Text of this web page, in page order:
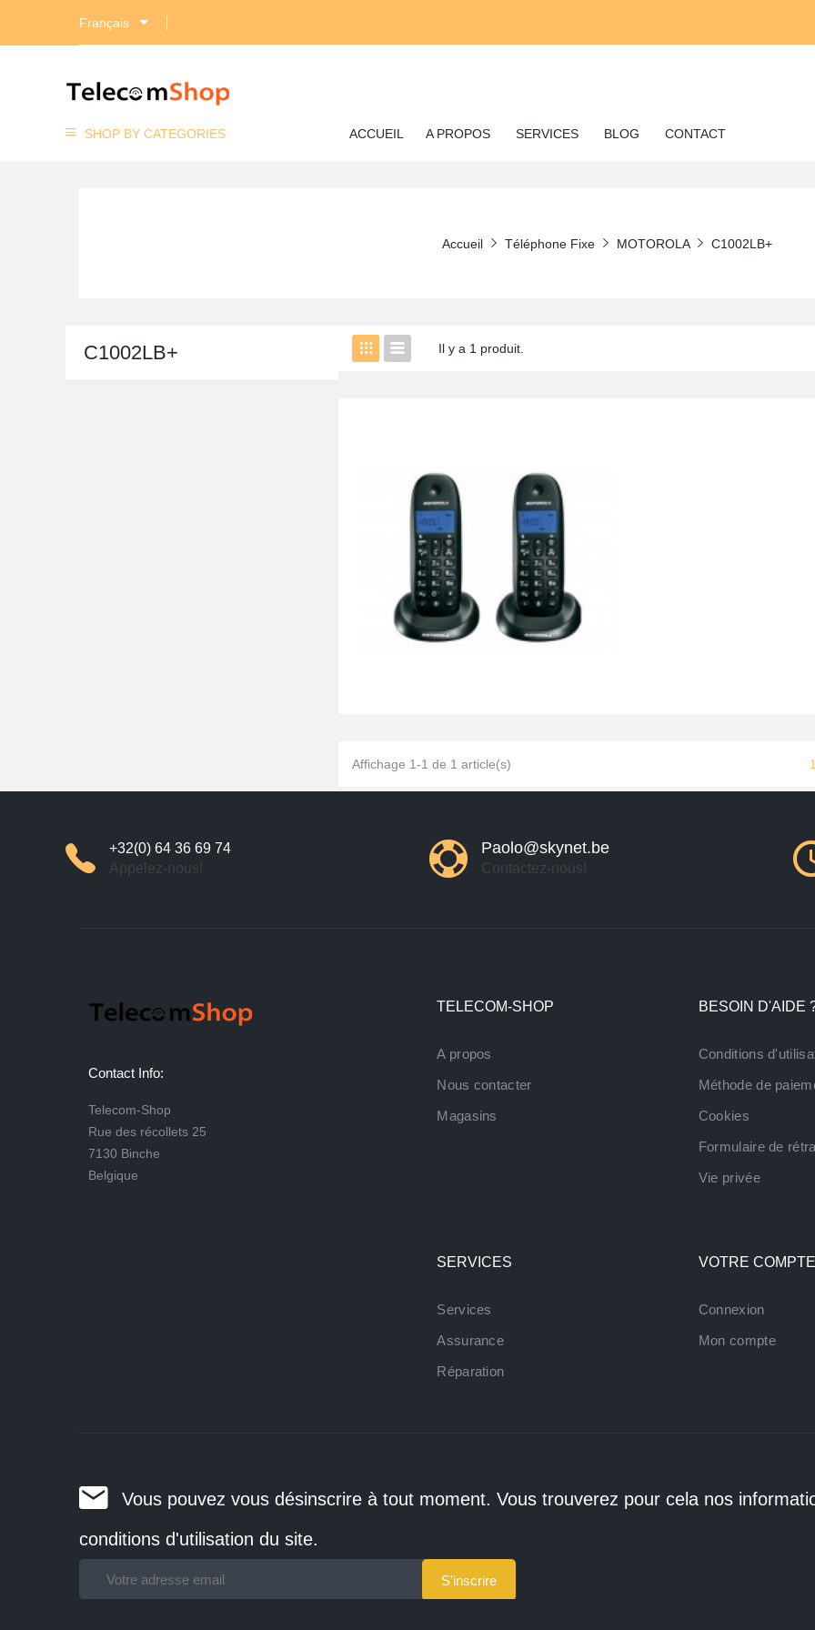
Français
SHOP BY CATEGORIES ACCUEIL A PROPOS SERVICES BLOG CONTACT
Accueil Téléphone Fixe MOTOROLA C1002LB+
C1002LB+ Il y a 1 produit.
Affichage 1-1 de 1 article(s)
+32(0) 64 36 69 74
Appelez-nous!
Paolo@skynet.be
Contactez-nous!
Contact Info:
Telecom-Shop
Rue des récollets 25
7130 Binche
Belgique
TELECOM-SHOP
A propos
Nous contacter
Magasins
BESOIN D'AIDE
Conditions
Méthode de
Cookies
Formulaire de
Vie privée
SERVICES
Services
Assurance
Réparation
VOTRE COMPTE
Connexion
Mon compte
Vous pouvez vous désinscrire à tout moment. Vous trouverez pour cela nos
conditions d'utilisation du site.